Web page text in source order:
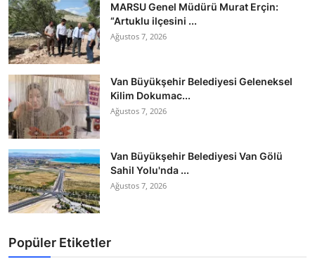
MARSU Genel Müdürü Murat Erçin:
“Artuklu ilçesini ...
Ağustos 7, 2026
Van Büyükşehir Belediyesi Geleneksel
Kilim Dokumac...
Ağustos 7, 2026
Van Büyükşehir Belediyesi Van Gölü
Sahil Yolu'nda ...
Ağustos 7, 2026
Popüler Etiketler